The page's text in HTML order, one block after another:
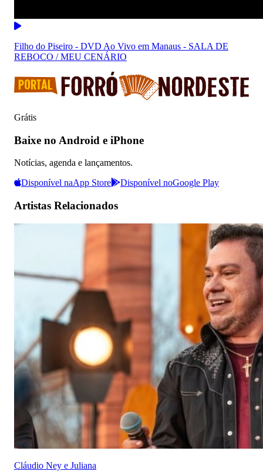
Filho do Piseiro - DVD Ao Vivo em Manaus - SALA DE
REBOCO / MEU CENÁRIO
Grátis
Baixe no Android e iPhone
Notícias, agenda e lançamentos.
Disponível naApp Store Disponível noGoogle Play
Artistas Relacionados
Cláudio Ney e Juliana